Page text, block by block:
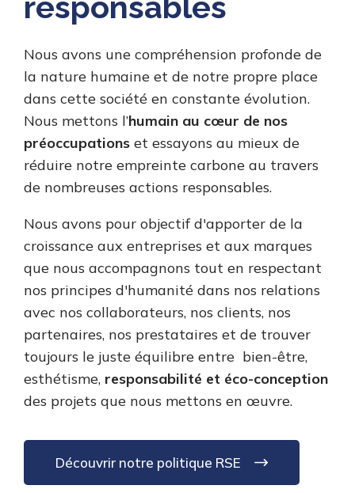
Nous avons une compréhension profonde de
la nature humaine et de notre propre place
dans cette société en constante évolution.
Nous mettons l’humain au cœur de nos
préoccupations et essayons au mieux de
réduire notre empreinte carbone au travers
de nombreuses actions responsables.
Nous avons pour objectif d'apporter de la
croissance aux entreprises et aux marques
que nous accompagnons tout en respectant
nos principes d'humanité dans nos relations
avec nos collaborateurs, nos clients, nos
partenaires, nos prestataires et de trouver
toujours le juste équilibre entre bien-être,
esthétisme, responsabilité et éco-conception
des projets que nous mettons en œuvre.
Découvrir notre politique RSE